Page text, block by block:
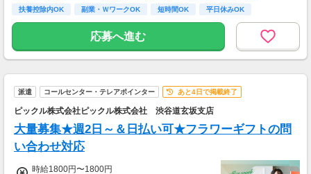
”超”丁寧な研修を行っています！
一切ありません。
ご安心くださいね！
毎月季節のイベントがたくさん。
急な出費でお財布がピンチ！！
即払い・週払い制度があるので安心♪
扶養控除内OK
副業・ＷワークOK 短時間OK
平日休みOK
完全週休2日制 (土…
応募へ進む
派遣 コールセンター・テレアポインター あと4日で掲載終了
ピックル株式会社ピックル株式会社 渋谷道玄坂支店
大量募集★週2日～＆日払い可★フラワーギフトの問
い合わせ対応
時給1800円〜1800円